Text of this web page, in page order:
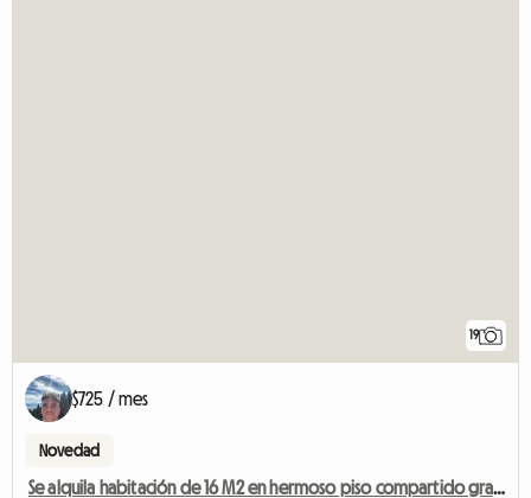
19
$725 / mes
Novedad
Se alquila habitación de 16 M2 en hermoso piso compartido grande